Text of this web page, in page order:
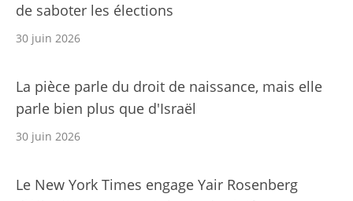
de saboter les élections
30 juin 2026
La pièce parle du droit de naissance, mais elle
parle bien plus que d'Israël
30 juin 2026
Le New York Times engage Yair Rosenberg